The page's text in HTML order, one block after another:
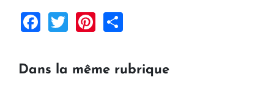
Facebook
TwitterPinterest
Dans la même rubrique